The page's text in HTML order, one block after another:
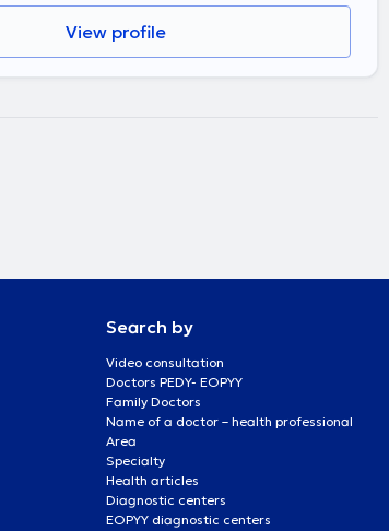
View profile
Search by
Video consultation
Doctors PEDY- EOPYY
Family Doctors
Name of a doctor – health professional
Area
Specialty
Health articles
Diagnostic centers
EOPYY diagnostic centers